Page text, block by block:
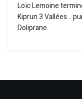
Loïc Lemoine
Kiprun 3 Vallées…
Doliprane